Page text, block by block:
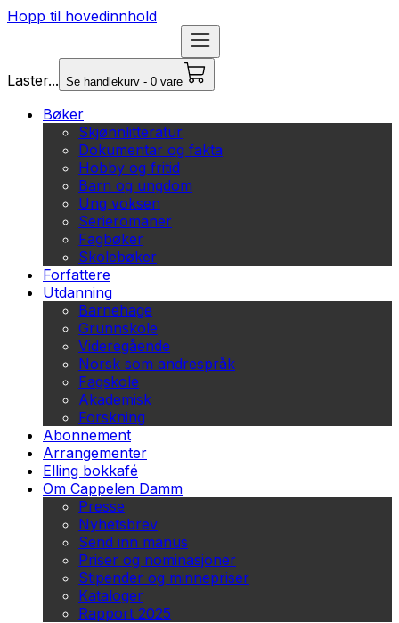
Hopp til hovedinnhold
Laster... Se handlekurv - 0 vare
Bøker
Skjønnlitteratur
Dokumentar og fakta
Hobby og fritid
Barn og ungdom
Ung voksen
Serieromaner
Fagbøker
Skolebøker
Forfattere
Utdanning
Barnehage
Grunnskole
Videregående
Norsk som andrespråk
Fagskole
Akademisk
Forskning
Abonnement
Arrangementer
Elling bokkafé
Om Cappelen Damm
Presse
Nyhetsbrev
Send inn manus
Priser og nominasjoner
Stipender og minnepriser
Kataloger
Rapport 2025